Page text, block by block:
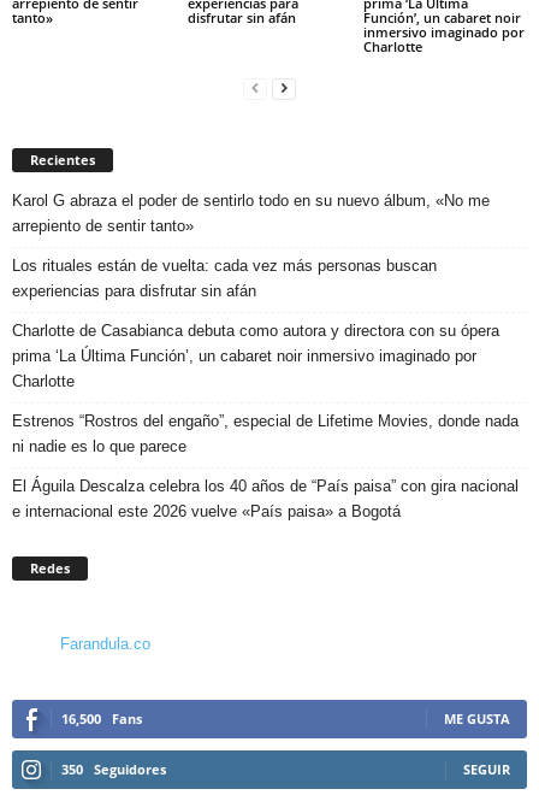
tanto»
disfrutar sin afán
Función’, un cabaret noir
inmersivo imaginado por
Charlotte
Recientes
Karol G abraza el poder de sentirlo todo en su nuevo álbum, «No me
arrepiento de sentir tanto»
Los rituales están de vuelta: cada vez más personas buscan
experiencias para disfrutar sin afán
Charlotte de Casabianca debuta como autora y directora con su ópera
prima ‘La Última Función’, un cabaret noir inmersivo imaginado por
Charlotte
Estrenos “Rostros del engaño”, especial de Lifetime Movies, donde nada
ni nadie es lo que parece
El Águila Descalza celebra los 40 años de “País paisa” con gira nacional
e internacional este 2026 vuelve «País paisa» a Bogotá
Redes
Farandula.co
16,500 Fans ME GUSTA
350 Seguidores SEGUIR